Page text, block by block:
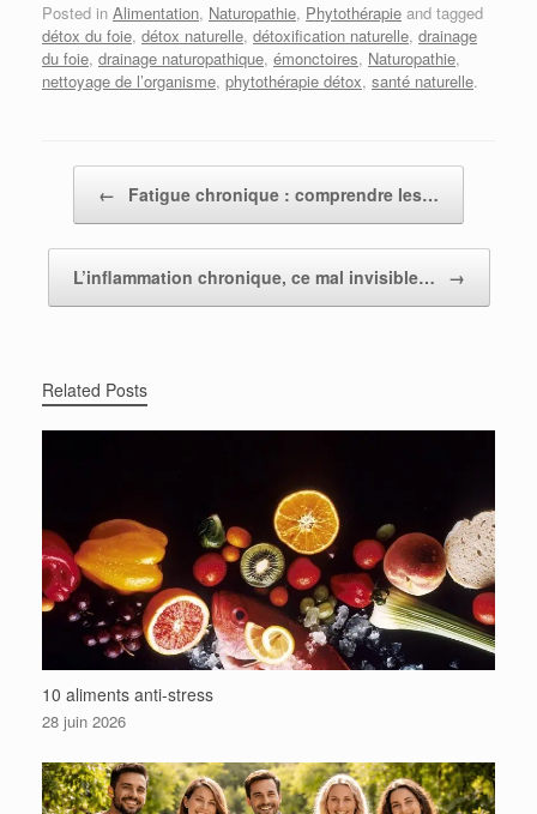
Posted in Alimentation, Naturopathie, Phytothérapie and tagged
détox du foie, détox naturelle, détoxification naturelle, drainage
du foie, drainage naturopathique, émonctoires, Naturopathie,
nettoyage de l’organisme, phytothérapie détox, santé naturelle.
Post navigation
← Fatigue chronique : comprendre les…
L’inflammation chronique, ce mal invisible… →
Related Posts
10 aliments anti-stress
28 juin 2026